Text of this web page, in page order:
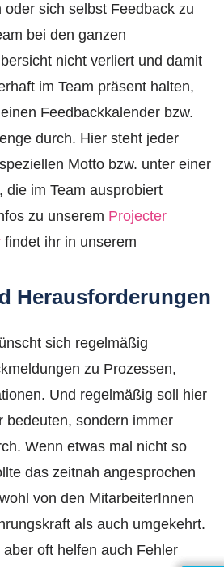
oder sich selbst Feedback zu
bei den ganzen
nicht verliert und damit
im Team präsent halten,
Feedbackkalender bzw.
durch. Hier steht jeder
Motto bzw. unter einer
die im Team ausprobiert
zu unserem Projecter
findet ihr in unserem
Herausforderungen
sich regelmäßig
zu Prozessen,
Und regelmäßig soll hier
bedeuten, sondern immer
Wenn etwas mal nicht so
das zeitnah angesprochen
von den MitarbeiterInnen
als auch umgekehrt.
oft helfen auch Fehler